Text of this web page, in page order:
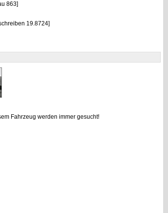
863]
19.8724]
Fahrzeug werden immer gesucht!